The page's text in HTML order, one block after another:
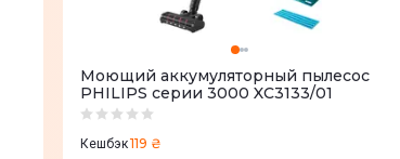
Моющий аккумуляторный пылесос
PHILIPS серии 3000 XC3133/01
Кешбэк119 ₴